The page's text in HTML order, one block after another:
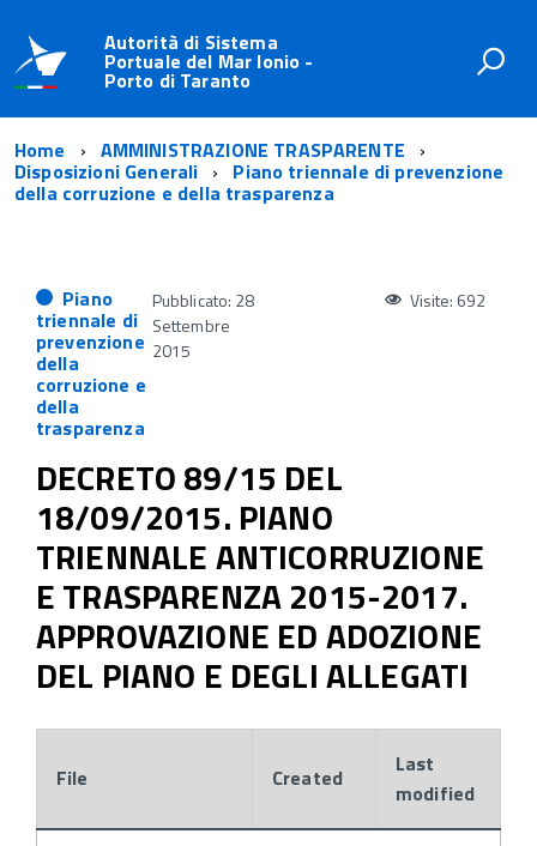
Autorità di Sistema
Portuale del Mar Ionio -
Porto di Taranto
Home AMMINISTRAZIONE TRASPARENTE
Disposizioni Generali Piano triennale di prevenzione
della corruzione e della trasparenza
Piano
triennale di
prevenzione
della
corruzione e
della
trasparenza
Pubblicato: 28
Settembre
2015
Visite: 692
DECRETO 89/15 DEL
18/09/2015. PIANO
TRIENNALE ANTICORRUZIONE
E TRASPARENZA 2015-2017.
APPROVAZIONE ED ADOZIONE
DEL PIANO E DEGLI ALLEGATI
File Created
Last
modified